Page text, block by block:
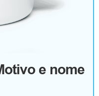
e nome